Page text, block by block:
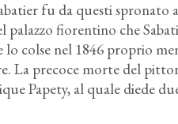
fu da questi
palazzo fiorentino che
lo colse nel 1846 proprio
La precoce morte del
Papety, al quale diede